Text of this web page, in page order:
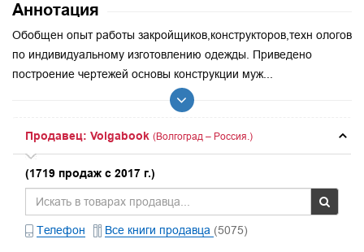
Аннотация
Обобщен опыт работы закройщиков,конструкторов,техн ологов
по индивидуальному изготовлению одежды. Приведено
построение чертежей основы конструкции муж...
Продавец: Volgabook (Волгоград – Россия.)
(1719 продаж с 2017 г.)
Телефон Все книги продавца (5075)